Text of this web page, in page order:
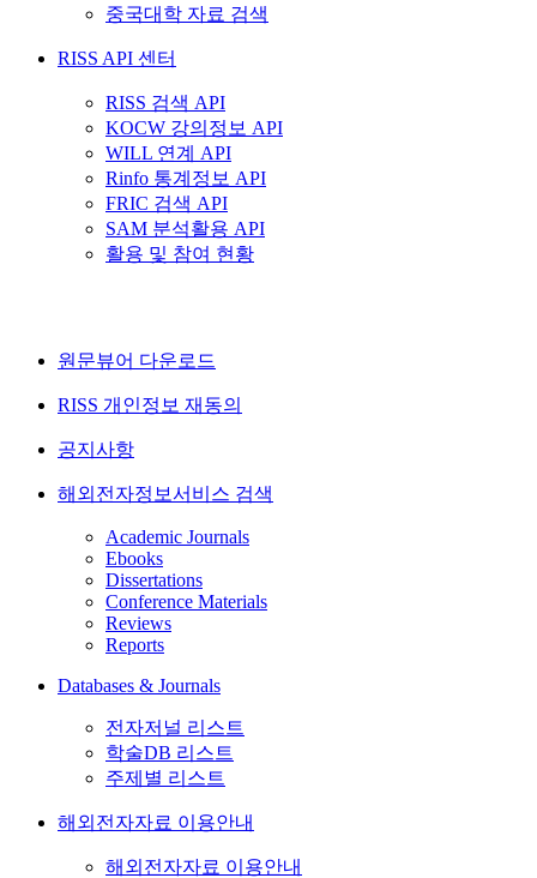
중국대학 자료 검색
RISS API 센터
RISS 검색 API
KOCW 강의정보 API
WILL 연계 API
Rinfo 통계정보 API
FRIC 검색 API
SAM 분석활용 API
활용 및 참여 현황
원문뷰어 다운로드
RISS 개인정보 재동의
공지사항
해외전자정보서비스 검색
Academic Journals
Ebooks
Dissertations
Conference Materials
Reviews
Reports
Databases & Journals
전자저널 리스트
학술DB 리스트
주제별 리스트
해외전자자료 이용안내
해외전자자료 이용안내